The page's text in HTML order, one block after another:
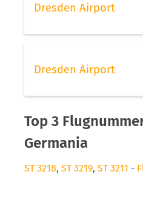
Dresden Airport
Dresden Airport
Top 3
Germania
ST 3218, ST 3219, ST 3211 -